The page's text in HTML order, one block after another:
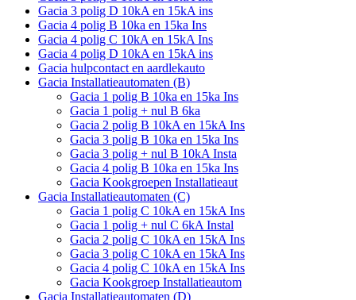
Gacia 3 polig D 10kA en 15kA ins
Gacia 4 polig B 10ka en 15ka Ins
Gacia 4 polig C 10kA en 15kA Ins
Gacia 4 polig D 10kA en 15kA ins
Gacia hulpcontact en aardlekauto
Gacia Installatieautomaten (B)
Gacia 1 polig B 10ka en 15ka Ins
Gacia 1 polig + nul B 6ka
Gacia 2 polig B 10kA en 15kA Ins
Gacia 3 polig B 10ka en 15ka Ins
Gacia 3 polig + nul B 10kA Insta
Gacia 4 polig B 10ka en 15ka Ins
Gacia Kookgroepen Installatieaut
Gacia Installatieautomaten (C)
Gacia 1 polig C 10kA en 15kA Ins
Gacia 1 polig + nul C 6kA Instal
Gacia 2 polig C 10kA en 15kA Ins
Gacia 3 polig C 10kA en 15kA Ins
Gacia 4 polig C 10kA en 15kA Ins
Gacia Kookgroep Installatieautom
Gacia Installatieautomaten (D)